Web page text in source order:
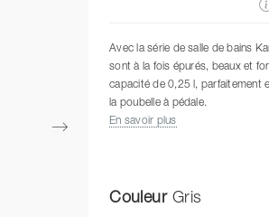
Avec la série de salle de bains
sont à la fois épurés, beaux et
capacité de 0,25 l, parfaitement
la poubelle à pédale.
En savoir plus
Couleur Gris